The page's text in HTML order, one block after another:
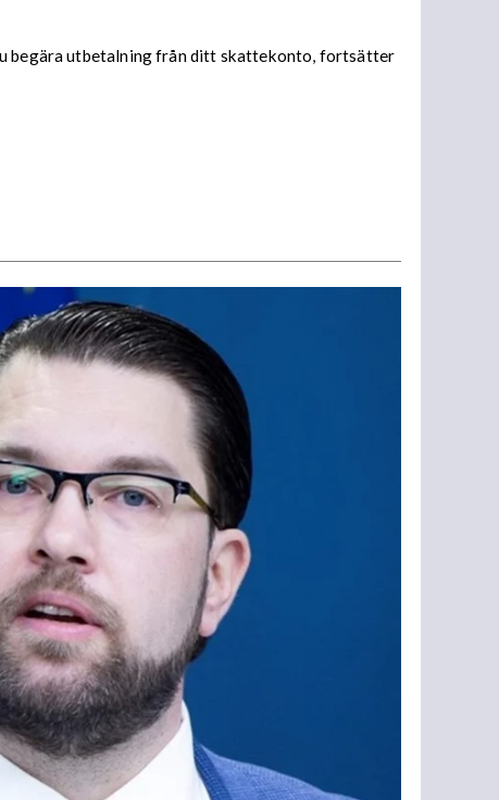
begära utbetalning från ditt skattekonto, fortsätter